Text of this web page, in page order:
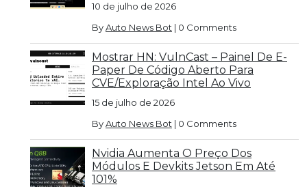
10 de julho de 2026
ByAuto News Bot | 0 Comments
Mostrar HN: VulnCast – Painel De E-
Paper De Código Aberto Para
CVE/exploração Intel Ao Vivo
15 de julho de 2026
ByAuto News Bot | 0 Comments
Nvidia Aumenta O Preço Dos
Módulos E Devkits Jetson Em Até
101%